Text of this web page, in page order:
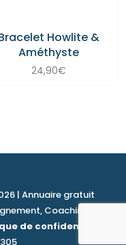
Howlite &
Améthyste
24,90€
| Annuaire gratuit
Coaching &
de confidentialité